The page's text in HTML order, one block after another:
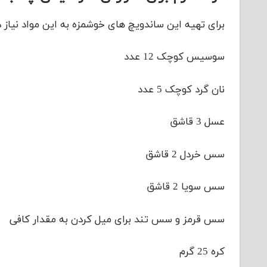
برای تهیه این ساندویچ های خوشمزه به این مواد نیاز
سوسیس کوچک 12 عدد
نان گرد کوچک 5 عدد
عسل 3 قاشق
سس خردل 2 قاشق
سس سویا 2 قاشق
سس قرمز و سس تند برای میل کردن به مقدار کافی
کره 25 گرم